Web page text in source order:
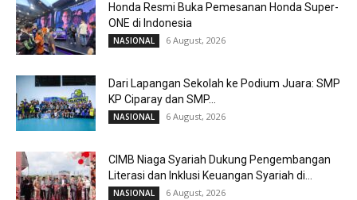
Honda Resmi Buka Pemesanan Honda Super-
ONE di Indonesia
NASIONAL 6 August, 2026
Dari Lapangan Sekolah ke Podium Juara: SMP
KP Ciparay dan SMP...
NASIONAL 6 August, 2026
CIMB Niaga Syariah Dukung Pengembangan
Literasi dan Inklusi Keuangan Syariah di...
NASIONAL 6 August, 2026